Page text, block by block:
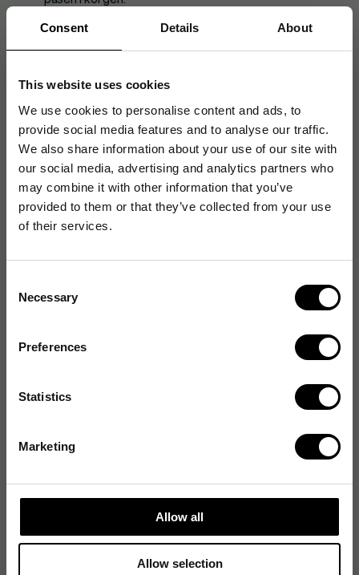
Consent Details About
This website uses cookies
We use cookies to personalise content and ads, to
provide social media features and to analyse our traffic.
We also share information about your use of our site with
our social media, advertising and analytics partners who
may combine it with other information that you’ve
provided to them or that they’ve collected from your use
of their services.
Selection
Necessary
Preferences
Statistics
Marketing
Allow all
Allow selection
Produktblad
Originalnummer
375668
EAN: 8710755375668
Materialtyp Plast, Återvunnen LDPE
Påsstorlek